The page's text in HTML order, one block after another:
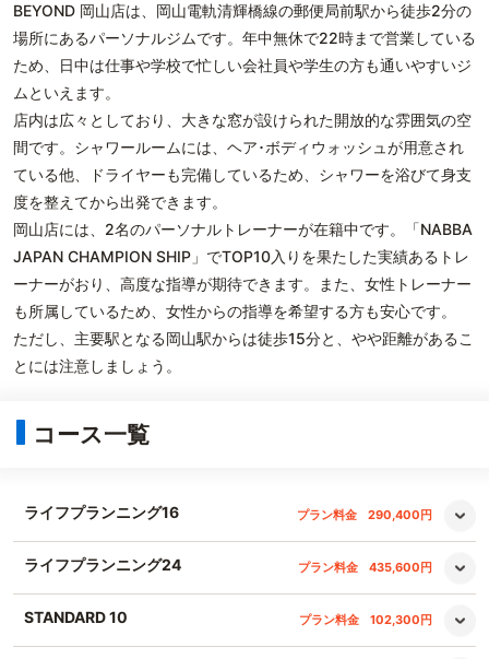
BEYOND 岡山店は、岡山電軌清輝橋線の郵便局前駅から徒歩2分の
場所にあるパーソナルジムです。年中無休で22時まで営業している
ため、日中は仕事や学校で忙しい会社員や学生の方も通いやすいジ
ムといえます。
店内は広々としており、大きな窓が設けられた開放的な雰囲気の空
間です。シャワールームには、ヘア･ボディウォッシュが用意され
ている他、ドライヤーも完備しているため、シャワーを浴びて身支
度を整えてから出発できます。
岡山店には、2名のパーソナルトレーナーが在籍中です。「NABBA
JAPAN CHAMPION SHIP」でTOP10入りを果たした実績あるトレ
ーナーがおり、高度な指導が期待できます。また、女性トレーナー
も所属しているため、女性からの指導を希望する方も安心です。
ただし、主要駅となる岡山駅からは徒歩15分と、やや距離があるこ
とには注意しましょう。
コース一覧
ライフプランニング16 プラン料金 290,400円
ライフプランニング24 プラン料金 435,600円
STANDARD 10 プラン料金 102,300円